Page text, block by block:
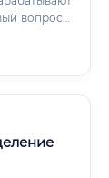
вопрос в
напрямую